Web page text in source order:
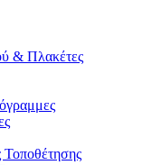
& Πλακέτες
Τοποθέτησης